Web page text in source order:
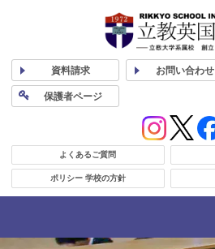
資料請求 お問い合わせ
保護者ページ
よくあるご質問
ポリシー 学校の方針